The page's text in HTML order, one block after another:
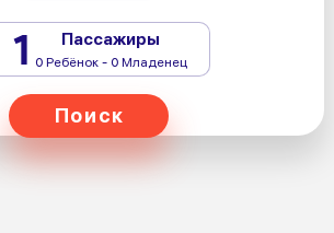
1 Пассажиры
0 Ребёнок - 0 Младенец
Поиск